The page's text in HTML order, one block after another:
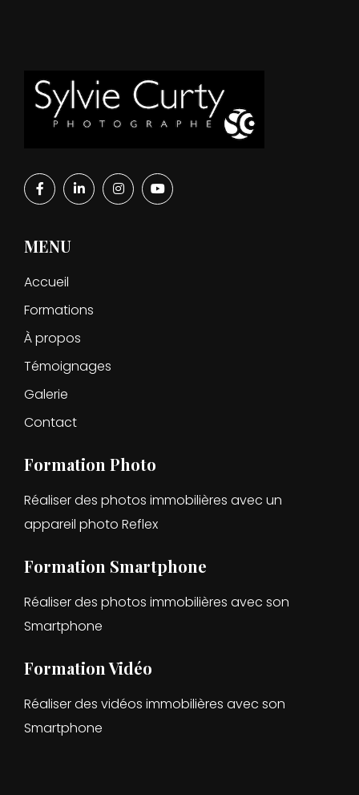
MENU
Accueil
Formations
À propos
Témoignages
Galerie
Contact
Formation Photo
Réaliser des photos immobilières avec un
appareil photo Reflex
Formation Smartphone
Réaliser des photos immobilières avec son
Smartphone
Formation Vidéo
Réaliser des vidéos immobilières avec son
Smartphone